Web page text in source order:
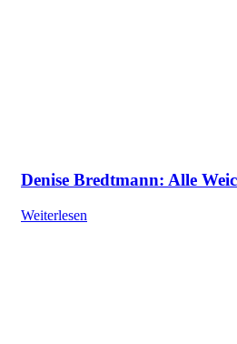
Denise Bredtmann: Alle
Weiterlesen